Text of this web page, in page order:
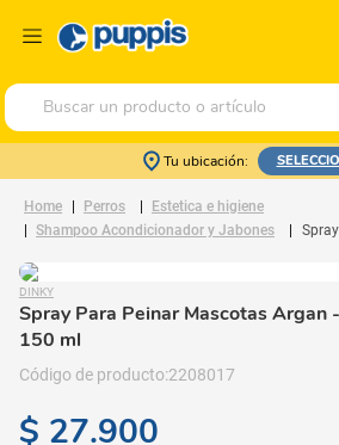
Buscar un producto o artículo
Tu ubicación:
Perros
Estetica e higiene
Shampoo Acondicionador y Jabones
DINKY
Spray Para Peinar Mascotas Argan
150 ml
2208017
$ 27.900